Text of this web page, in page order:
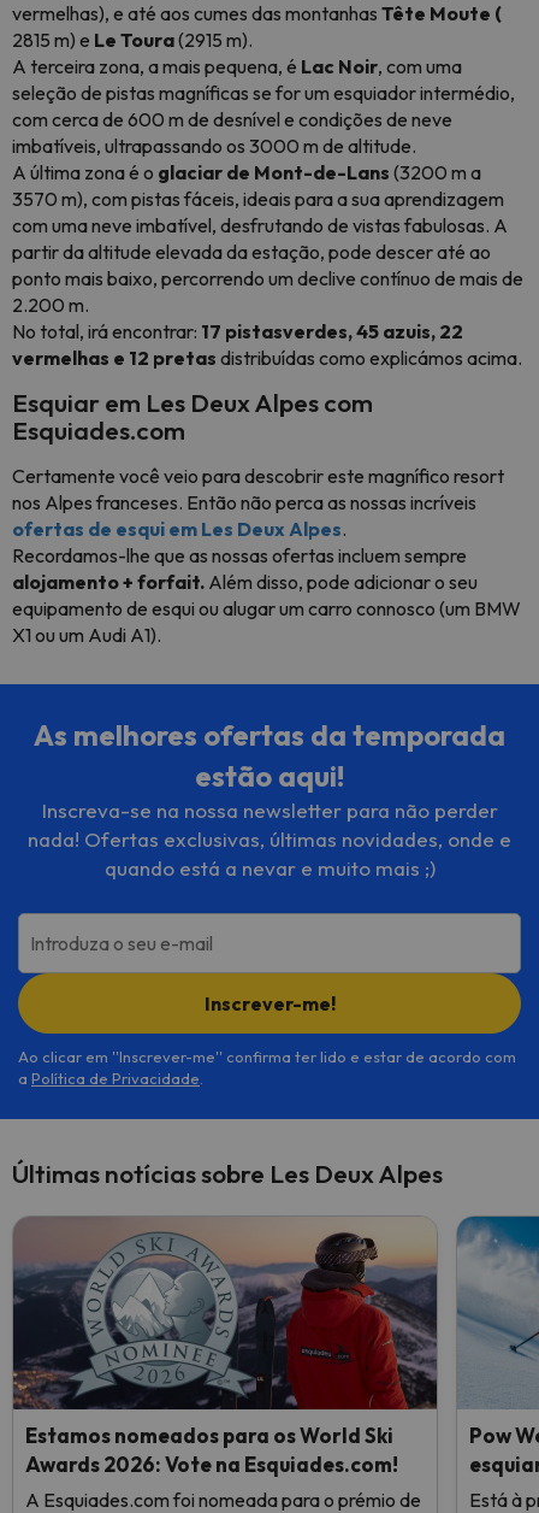
vermelhas), e até aos cumes das montanhas Tête Moute (
2815 m) e Le Toura(2915 m).
A terceira zona, a mais pequena, é Lac Noir, com uma
seleção de pistas magníficas se for um esquiador intermédio,
com cerca de 600 m de desnível e condições de neve
imbatíveis, ultrapassando os 3000 m de altitude.
A última zona é o glaciar de Mont-de-Lans (3200 m a
3570 m), com pistas fáceis, ideais para a sua aprendizagem
com uma neve imbatível, desfrutando de vistas fabulosas. A
partir da altitude elevada da estação, pode descer até ao
ponto mais baixo, percorrendo um declive contínuo de mais de
2.200 m.
No total, irá encontrar: 17 pistasverdes,45 azuis, 22
vermelhas e 12 pretas distribuídas como explicámos acima.
Esquiar em Les Deux Alpes com
Esquiades.com
Certamente você veio para descobrir este magnífico resort
nos Alpes franceses. Então não perca as nossas incríveis
ofertas de esqui em Les Deux Alpes.
Recordamos-lhe que as nossas ofertas incluem sempre
alojamento + forfait. Além disso, pode adicionar o seu
equipamento de esqui ou alugar um carro connosco (um BMW
X1 ou um Audi A1).
As melhores ofertas da temporada
estão aqui!
Inscreva-se na nossa newsletter para não perder
nada! Ofertas exclusivas, últimas novidades, onde e
quando está a nevar e muito mais ;)
Introduza o seu e-mail
Inscrever-me!
Ao clicar em ''Inscrever-me'' confirma ter lido e estar de acordo com
a Política de Privacidade
Últimas notícias sobre Les Deux Alpes
Estamos nomeados para os World Ski
Awards 2026: Vote na Esquiades.com!
A Esquiades.com foi nomeada para o prémio de
Pow
Está à